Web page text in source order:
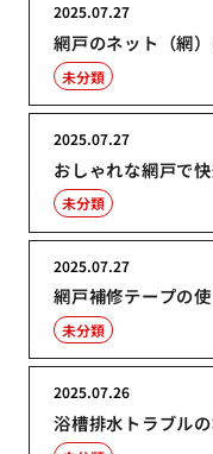
網戸のネット（網
2025.07.27
未分類
おしゃれな網戸で
2025.07.27
未分類
網戸補修テープの
2025.07.27
未分類
浴槽排水トラブル
2025.07.26